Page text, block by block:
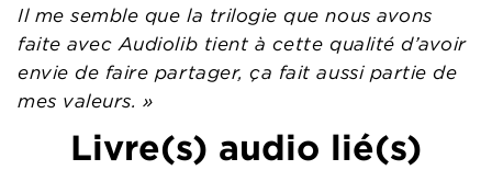
Il me semble que la trilogie que nous avons
faite avec Audiolib tient à cette qualité d’avoir
envie de faire partager, ça fait aussi partie de
mes valeurs. »
Livre(s) audio lié(s)